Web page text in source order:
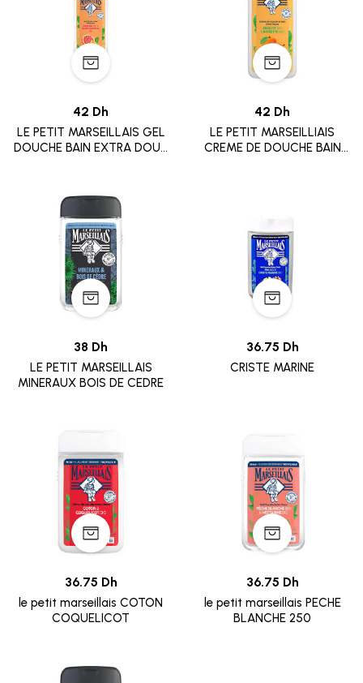
42 Dh
LE PETIT MARSEILLAIS GEL
DOUCHE BAIN EXTRA DOUX
42 Dh
LE PETIT MARSEILLIAIS
CREME DE DOUCHE BAIN
38 Dh
LE PETIT MARSEILLAIS
MINERAUX BOIS DE CEDRE
36.75 Dh
CRISTE MARINE
36.75 Dh
le petit marseillais COTON
COQUELICOT
36.75 Dh
le petit marseillais PECHE
BLANCHE 250